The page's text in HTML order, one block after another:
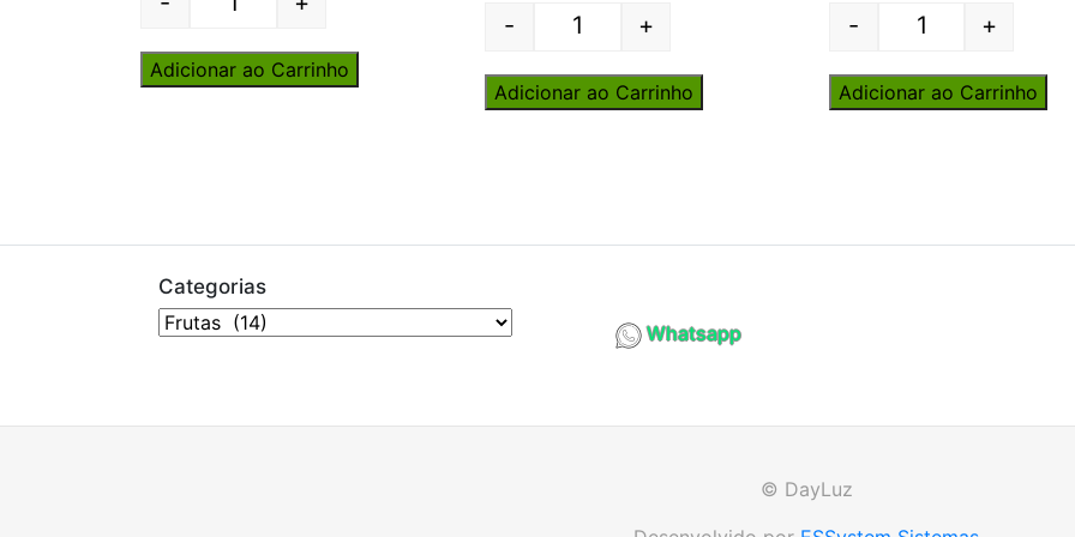
Quantity
Adicionar ao Carrinho
Quantity
- +
Adicionar ao Carrinho
Quantity
- +
Adicionar ao Carrinho
Categorias
Whatsapp
© DayLuz